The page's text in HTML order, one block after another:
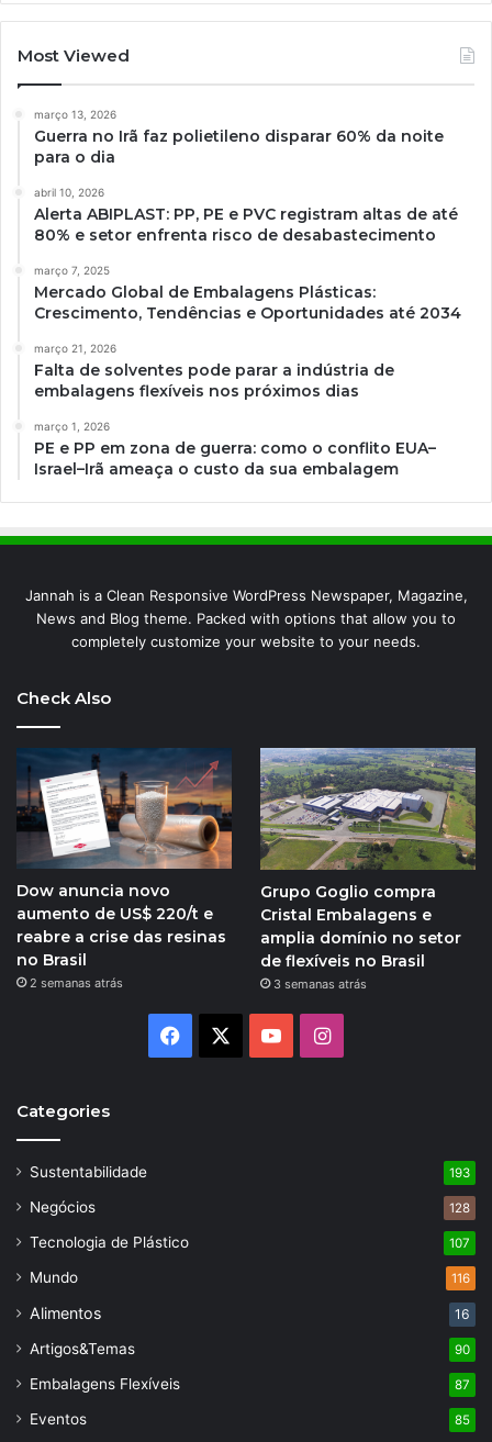
Most Viewed
março 13, 2026
Guerra no Irã faz polietileno disparar 60% da noite
para o dia
abril 10, 2026
Alerta ABIPLAST: PP, PE e PVC registram altas de até
80% e setor enfrenta risco de desabastecimento
março 7, 2025
Mercado Global de Embalagens Plásticas:
Crescimento, Tendências e Oportunidades até 2034
março 21, 2026
Falta de solventes pode parar a indústria de
embalagens flexíveis nos próximos dias
março 1, 2026
PE e PP em zona de guerra: como o conflito EUA–
Israel–Irã ameaça o custo da sua embalagem
Jannah is a Clean Responsive WordPress Newspaper, Magazine,
News and Blog theme. Packed with options that allow you to
completely customize your website to your needs.
Check Also
Dow anuncia novo
aumento de US$ 220/t e
reabre a crise das resinas
no Brasil
2 semanas atrás
Grupo Goglio compra
Cristal Embalagens e
amplia domínio no setor
de flexíveis no Brasil
3 semanas atrás
Facebook YouTubeInstagram
Categories
Sustentabilidade 193
Negócios 128
Tecnologia de Plástico 107
Mundo 116
Alimentos 16
Artigos&Temas 90
Embalagens Flexíveis 87
Eventos 85